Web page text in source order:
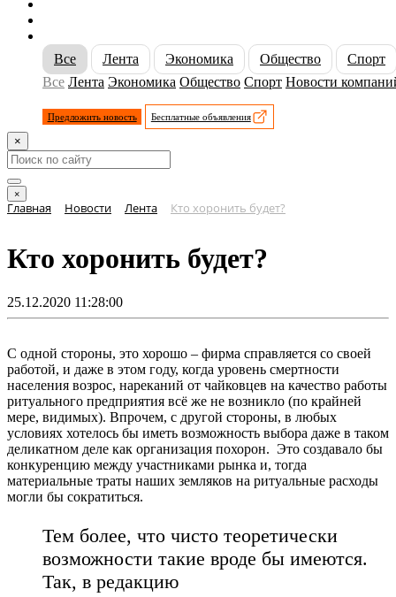
Все
Лента Экономика Общество
Спорт
Все Лента Экономика Общество Спорт Новости
Предложить новость Бесплатные объявления
×
×
Главная Новости Лента Кто хоронить будет?
Кто хоронить будет?
25.12.2020 11:28:00
С одной стороны, это хорошо – фирма справляется со своей
работой, и даже в этом году, когда уровень смертности
населения возрос, нареканий от чайковцев на качество работы
ритуального предприятия всё же не возникло (по крайней
мере, видимых). Впрочем, с другой стороны, в любых
условиях хотелось бы иметь возможность выбора даже в таком
деликатном деле как организация похорон. Это создавало бы
конкуренцию между участниками рынка и, тогда
материальные траты наших земляков на ритуальные расходы
могли бы сократиться.
Тем более, что чисто теоретически
возможности такие вроде бы имеются.
Так, в редакцию